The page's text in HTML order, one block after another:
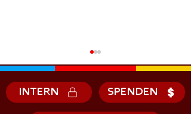
INTERN SPENDEN